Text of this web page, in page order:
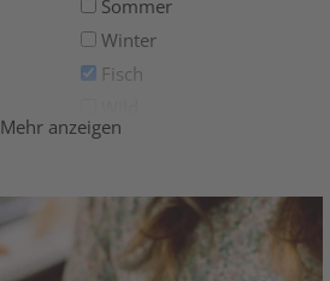
Sommer
Winter
Fisch
Deftig
Backen
Mehr anzeigen